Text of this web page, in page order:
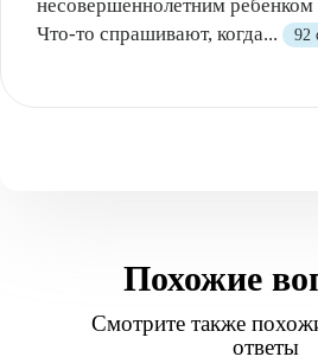
несовершеннолетним ребенком
Что-то спрашивают, когда...
92
Похожие
Смотрите также
ответы